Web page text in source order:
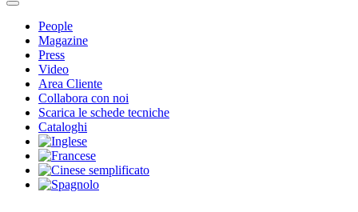
People
Magazine
Press
Video
Area Cliente
Collabora con noi
Scarica le schede tecniche
Cataloghi